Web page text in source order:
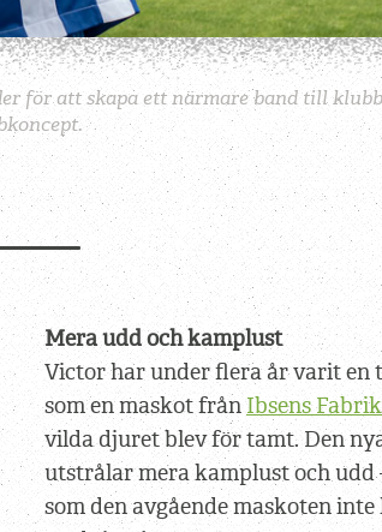
för att skapa ett närmare band till
Mera udd och kamplust
Victor har under flera år varit en
som en maskot frånIbsens
vilda djuret blev för tamt. Den
utstrålar mera kamplust och udd
som den avgående maskoten